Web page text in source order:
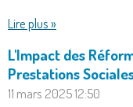
Lire plus »
L'Impact des
Prestations
11 mars 202512:50